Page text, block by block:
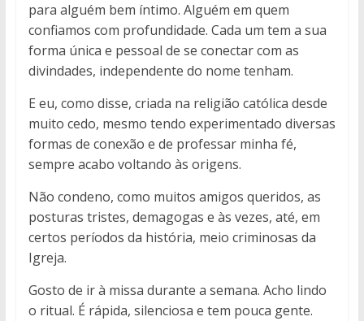
para alguém bem íntimo. Alguém em quem
confiamos com profundidade. Cada um tem a sua
forma única e pessoal de se conectar com as
divindades, independente do nome tenham.
E eu, como disse, criada na religião católica desde
muito cedo, mesmo tendo experimentado diversas
formas de conexão e de professar minha fé,
sempre acabo voltando às origens.
Não condeno, como muitos amigos queridos, as
posturas tristes, demagogas e às vezes, até, em
certos períodos da história, meio criminosas da
Igreja.
Gosto de ir à missa durante a semana. Acho lindo
o ritual. É rápida, silenciosa e tem pouca gente.